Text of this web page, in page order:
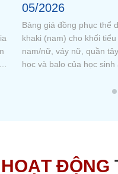
cao trong kì thi
thành phố
Tại kì thi học sinh giỏi
THCS và THPT Ngô
tượng. Cụ thể, đạt 01
HOẠT ĐỘNG